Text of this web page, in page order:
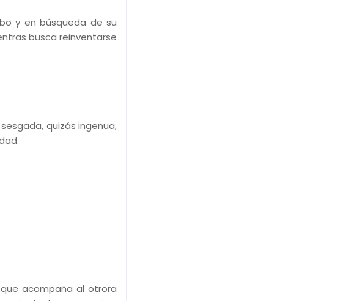
y en búsqueda de su
busca reinventarse
quizás ingenua,
que acompaña al otrora